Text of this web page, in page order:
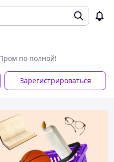
по полной!
Зарегистрироваться